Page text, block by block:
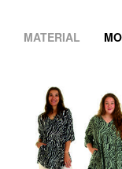
MATERIAL